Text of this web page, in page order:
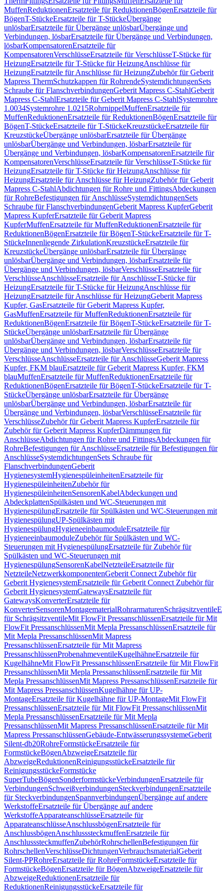
MuffenReduktionenErsatzteile für ReduktionenBögenErsatzteile für
BögenT-StückeErsatzteile für T-StückeÜbergänge
unlösbarErsatzteile für Übergänge unlösbarÜbergänge und
Verbindungen, lösbarErsatzteile für Übergänge und Verbindungen,
lösbarKompensatorenErsatzteile für
KompensatorenVerschlüsseErsatzteile für VerschlüsseT-Stücke für
HeizungErsatzteile für T-Stücke für HeizungAnschlüsse für
HeizungErsatzteile für Anschlüsse für HeizungZubehör für Geberit
Mapress ThermSchutzkappen für RohrendeSystemdichtungenSets
Schraube für FlanschverbindungenGeberit Mapress C-StahlGeberit
Mapress C-StahlErsatzteile für Geberit Mapress C-StahlSystemrohre
1.0034Systemrohre 1.0215RohrnippelMuffenErsatzteile für
MuffenReduktionenErsatzteile für ReduktionenBögenErsatzteile für
BögenT-StückeErsatzteile für T-StückeKreuzstückeErsatzteile für
KreuzstückeÜbergänge unlösbarErsatzteile für Übergänge
unlösbarÜbergänge und Verbindungen, lösbarErsatzteile für
Übergänge und Verbindungen, lösbarKompensatorenErsatzteile für
KompensatorenVerschlüsseErsatzteile für VerschlüsseT-Stücke für
HeizungErsatzteile für T-Stücke für HeizungAnschlüsse für
HeizungErsatzteile für Anschlüsse für HeizungZubehör für Geberit
Mapress C-StahlAbdichtungen für Rohre und FittingsAbdeckungen
für RohreBefestigungen für AnschlüsseSystemdichtungenSets
Schraube für FlanschverbindungenGeberit Mapress KupferGeberit
Mapress KupferErsatzteile für Geberit Mapress
KupferMuffenErsatzteile für MuffenReduktionenErsatzteile für
ReduktionenBögenErsatzteile für BögenT-StückeErsatzteile für T-
StückeInnenliegende ZirkulationKreuzstückeErsatzteile für
KreuzstückeÜbergänge unlösbarErsatzteile für Übergänge
unlösbarÜbergänge und Verbindungen, lösbarErsatzteile für
Übergänge und Verbindungen, lösbarVerschlüsseErsatzteile für
VerschlüsseAnschlüsseErsatzteile für AnschlüsseT-Stücke für
HeizungErsatzteile für T-Stücke für HeizungAnschlüsse für
HeizungErsatzteile für Anschlüsse für HeizungGeberit Mapress
Kupfer, GasErsatzteile für Geberit Mapress Kupfer,
GasMuffenErsatzteile für MuffenReduktionenErsatzteile für
ReduktionenBögenErsatzteile für BögenT-StückeErsatzteile für T-
StückeÜbergänge unlösbarErsatzteile für Übergänge
unlösbarÜbergänge und Verbindungen, lösbarErsatzteile für
Übergänge und Verbindungen, lösbarVerschlüsseErsatzteile für
VerschlüsseAnschlüsseErsatzteile für AnschlüsseGeberit Mapress
Kupfer, FKM blauErsatzteile für Geberit Mapress Kupfer, FKM
blauMuffenErsatzteile für MuffenReduktionenErsatzteile für
ReduktionenBögenErsatzteile für BögenT-StückeErsatzteile für T-
StückeÜbergänge unlösbarErsatzteile für Übergänge
unlösbarÜbergänge und Verbindungen, lösbarErsatzteile für
Übergänge und Verbindungen, lösbarVerschlüsseErsatzteile für
VerschlüsseZubehör für Geberit Mapress KupferErsatzteile für
Zubehör für Geberit Mapress KupferDämmungen für
AnschlüsseAbdichtungen für Rohre und FittingsAbdeckungen für
RohreBefestigungen für AnschlüsseErsatzteile für Befestigungen für
AnschlüsseSystemdichtungenSets Schraube für
FlanschverbindungenGeberit
HygienesystemHygienespüleinheitenErsatzteile für
HygienespüleinheitenZubehör für
HygienespüleinheitenSensorenKabelAbdeckungen und
AbdeckplattenSpülkästen und WC-Steuerungen mit
HygienespülungErsatzteile für Spülkästen und WC-Steuerungen mit
HygienespülungUP-Spülkästen mit
HygienespülungHygieneeinbaumoduleErsatzteile für
HygieneeinbaumoduleZubehör für Spülkästen und WC-
Steuerungen mit HygienespülungErsatzteile für Zubehör für
Spülkästen und WC-Steuerungen mit
HygienespülungSensorenKabelNetzteileErsatzteile für
NetzteileNetzwerkkomponentenGeberit Connect Zubehör für
Geberit HygienesystemErsatzteile für Geberit Connect Zubehör für
Geberit HygienesystemGatewaysErsatzteile für
GatewaysKonverterErsatzteile für
KonverterSensorenMontagematerialRohrarmaturenSchrägsitzventile
für SchrägsitzventileMit FlowFit PressanschlüssenErsatzteile für Mit
FlowFit PressanschlüssenMit Mepla PressanschlüssenErsatzteile für
Mit Mepla PressanschlüssenMit Mapress
PressanschlüssenErsatzteile für Mit Mapress
PressanschlüssenProbenahmeventileKugelhähneErsatzteile für
KugelhähneMit FlowFit PressanschlüssenErsatzteile für Mit FlowFit
PressanschlüssenMit Mepla PressanschlüssenErsatzteile für Mit
Mepla PressanschlüssenMit Mapress PressanschlüssenErsatzteile für
Mit Mapress PressanschlüssenKugelhähne für UP-
MontageErsatzteile für Kugelhähne für UP-MontageMit FlowFit
PressanschlüssenErsatzteile für Mit FlowFit PressanschlüssenMit
Mepla PressanschlüssenErsatzteile für Mit Mepla
PressanschlüssenMit Mapress PressanschlüssenErsatzteile für Mit
Mapress PressanschlüssenGebäude-EntwässerungssystemeGeberit
Silent-db20RohreFormstückeErsatzteile für
FormstückeBögenAbzweigeErsatzteile für
AbzweigeReduktionenReinigungsstückeErsatzteile für
ReinigungsstückeFormstücke
SuperTubeBögenSonderformstückeVerbindungenErsatzteile für
VerbindungenSchweißverbindungenSteckverbindungenErsatzteile
für SteckverbindungenSpannverbindungenÜbergänge auf andere
WerkstoffeErsatzteile für Übergänge auf andere
WerkstoffeApparateanschlüsseErsatzteile für
ApparateanschlüsseAnschlussbögenErsatzteile für
AnschlussbögenAnschlusssteckmuffenErsatzteile für
AnschlusssteckmuffenZubehörRohrschellenBefestigungen für
RohrschellenVerschlüsseDichtungenVerbrauchsmaterialGeberit
Silent-PPRohreErsatzteile für RohreFormstückeErsatzteile für
FormstückeBögenErsatzteile für BögenAbzweigeErsatzteile für
AbzweigeReduktionenErsatzteile für
ReduktionenReinigungsstückeErsatzteile für